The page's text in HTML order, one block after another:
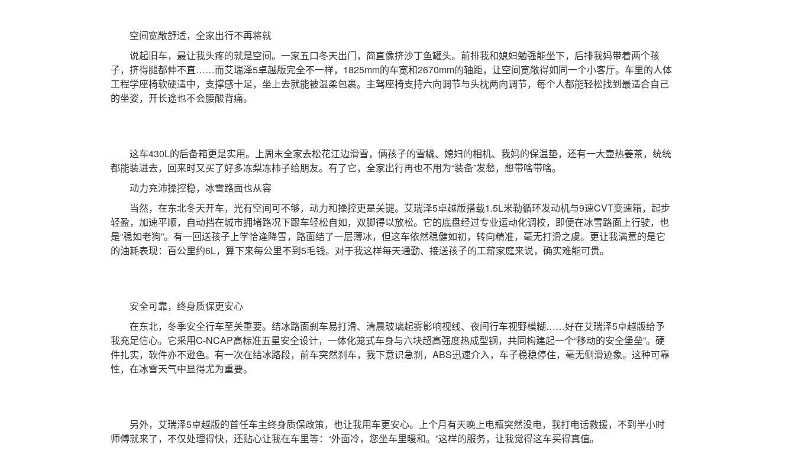
空间宽敞舒适，全家出行不再将就
说起旧车，最让我头疼的就是空间。一家五口冬天出门，简直像挤沙丁鱼罐头。前排我和媳妇勉强能坐下，后排我妈带着两个孩
子，挤得腿都伸不直……而艾瑞泽5卓越版完全不一样，1825mm的车宽和2670mm的轴距，让空间宽敞得如同一个小客厅。车里的人体
工程学座椅软硬适中，支撑感十足，坐上去就能被温柔包裹。主驾座椅支持六向调节与头枕两向调节，每个人都能轻松找到最适合自己
的坐姿，开长途也不会腰酸背痛。
这车430L的后备箱更是实用。上周末全家去松花江边滑雪，俩孩子的雪橇、媳妇的相机、我妈的保温垫，还有一大壶热姜茶，统统
都能装进去，回来时又买了好多冻梨冻柿子给朋友。有了它，全家出行再也不用为“装备”发愁，想带啥带啥。
动力充沛操控稳，冰雪路面也从容
当然，在东北冬天开车，光有空间可不够，动力和操控更是关键。艾瑞泽5卓越版搭载1.5L米勒循环发动机与9速CVT变速箱，起步
轻盈，加速平顺，自动挡在城市拥堵路况下跟车轻松自如，双脚得以放松。它的底盘经过专业运动化调校，即便在冰雪路面上行驶，也
是“稳如老狗”。有一回送孩子上学恰逢降雪，路面结了一层薄冰，但这车依然稳健如初，转向精准，毫无打滑之虞。更让我满意的是它
的油耗表现：百公里约6L，算下来每公里不到5毛钱。对于我这样每天通勤、接送孩子的工薪家庭来说，确实难能可贵。
安全可靠，终身质保更安心
在东北，冬季安全行车至关重要。结冰路面刹车易打滑、清晨玻璃起雾影响视线、夜间行车视野模糊……好在艾瑞泽5卓越版给予
我充足信心。它采用C-NCAP高标准五星安全设计，一体化笼式车身与六块超高强度热成型钢，共同构建起一个“移动的安全堡垒”。硬
件扎实，软件亦不逊色。有一次在结冰路段，前车突然刹车，我下意识急刹，ABS迅速介入，车子稳稳停住，毫无侧滑迹象。这种可靠
性，在冰雪天气中显得尤为重要。
另外，艾瑞泽5卓越版的首任车主终身质保政策，也让我用车更安心。上个月有天晚上电瓶突然没电，我打电话救援，不到半小时
师傅就来了，不仅处理得快，还贴心让我在车里等：“外面冷，您坐车里暖和。”这样的服务，让我觉得这车买得真值。